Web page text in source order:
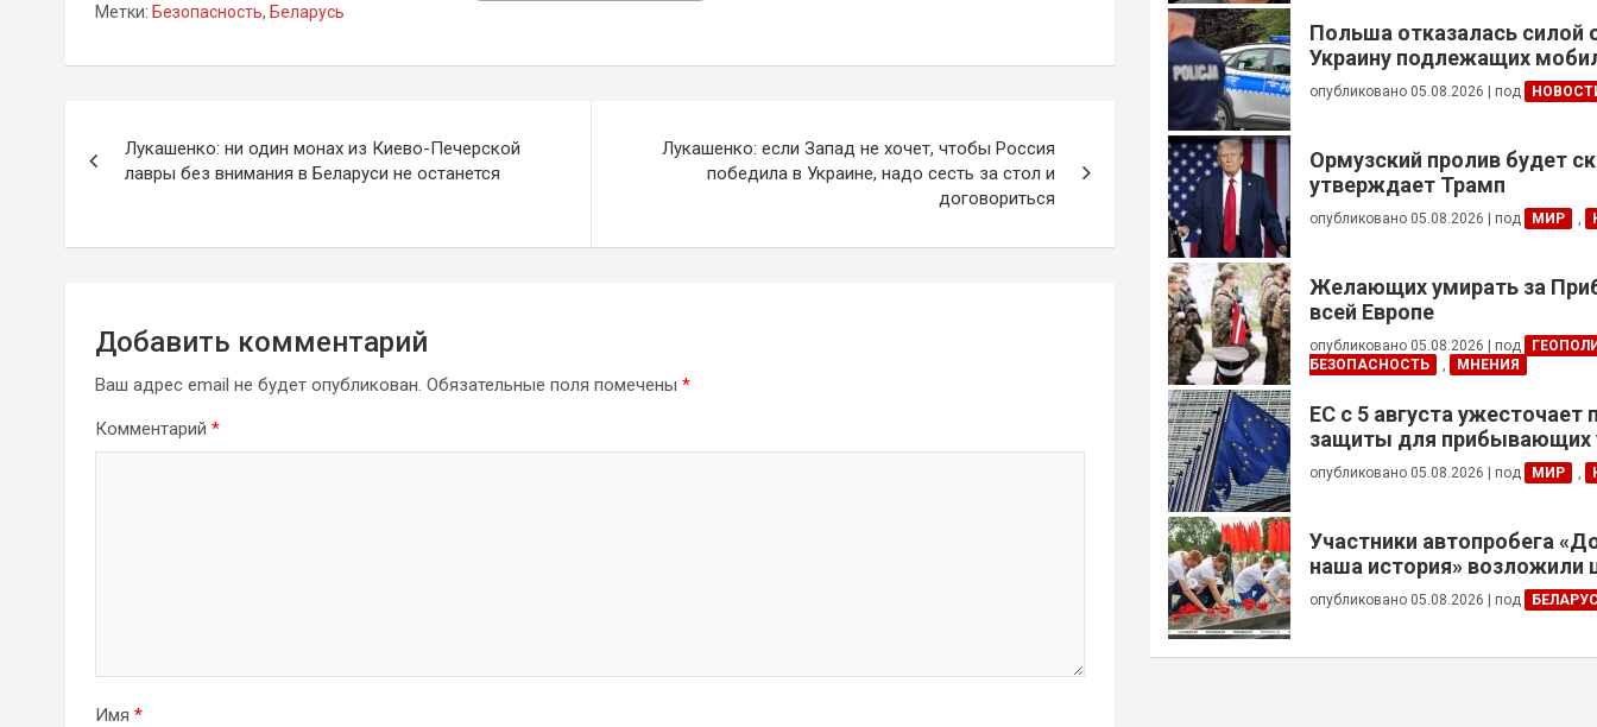
Метки: Безопасность, Беларусь
по
Лукашенко: ни один монах из Киево-Печерской
лавры без внимания в Беларуси не останется
Лукашенко: если Запад не хочет, чтобы Россия
победила в Украине, надо сесть за стол и
договориться
Добавить комментарий
Ваш адрес email не будет опубликован. Обязательные поля помечены *
Комментарий *
Имя *
Польша отказалась силой
Украину подлежащих
опубликовано 05.08.2026 под
Ормузский пролив будет
утверждает Трамп
опубликовано 05.08.2026 под МИР ,
Желающих умирать за
всей Европе
опубликовано 05.08.2026 под
БЕЗОПАСНОСТЬ
, МНЕНИЯ
ЕС с 5 августа ужесточает
защиты для прибывающих
призывного возраста
опубликовано 05.08.2026 под МИР ,
Участники автопробега
наша история» возложили
Брестской крепости
опубликовано 05.08.2026 под